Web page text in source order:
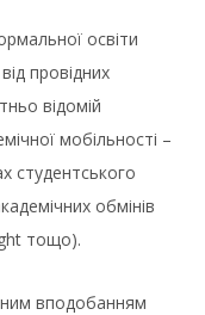
освіти
провідних
відомій
мобільності –
студентського
обмінів
тощо).
вподобанням